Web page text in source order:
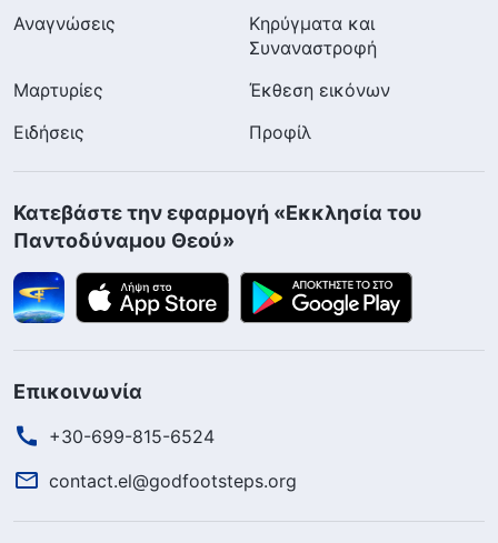
Αναγνώσεις
Κηρύγματα και
Συναναστροφή
Μαρτυρίες
Έκθεση εικόνων
Ειδήσεις
Προφίλ
Κατεβάστε την εφαρμογή «Εκκλησία του
Παντοδύναμου Θεού»
Επικοινωνία
+30-699-815-6524
contact.el@godfootsteps.org